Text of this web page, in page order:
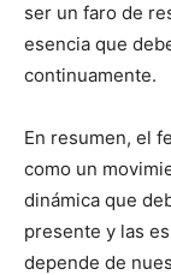
ser un faro de
esencia que
continuamente.
En resumen, el
como un
dinámica que
presente y las
depende de